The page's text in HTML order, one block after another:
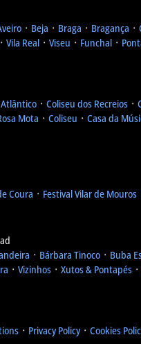
᛫ Beja ᛫ Braga ᛫ Bragança ᛫
᛫ Vila Real ᛫ Viseu ᛫ Funchal ᛫
᛫ Coliseu dos Recreios ᛫
Mota ᛫ Coliseu ᛫ Casa da
Coura ᛫ Festival Vilar de Mouros
᛫ Bárbara Tinoco ᛫ Buba
᛫ Vizinhos ᛫ Xutos & Pontapés ᛫
᛫ Privacy Policy᛫ Cookies